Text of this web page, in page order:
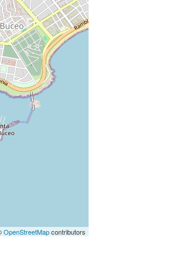
OpenStreetMapcontributors